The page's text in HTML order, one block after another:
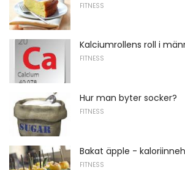
FITNESS
Kalciumrollens roll i
FITNESS
Hur man byter socker?
FITNESS
Bakat äpple -
FITNESS